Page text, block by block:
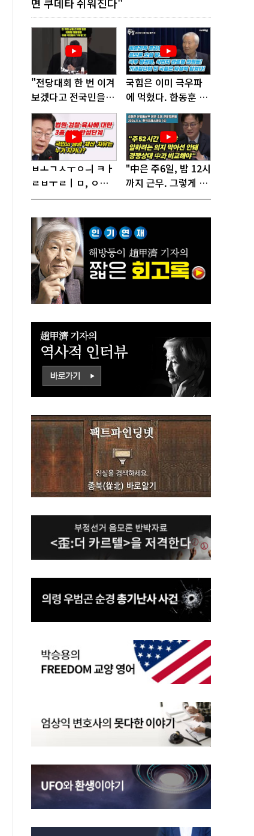
"전당대회 한 번 이겨
보겠다고 전국민을
'지옥문'으로 밀어!"
국힘은 이미 극우파
에 먹혔다. 한동훈 창
당이 답!
ㅂㅗㄱㅅㅜㅇㅢ ㅋㅏ
ㄹㅂㅜㄹㅣㅁ, ㅇㅙ
ㄱㅜㄱㅁㅣㄴㄷㅡㄹ
ㅎㅏㄴㅏ?
"中은 주6일, 밤 12시
까지 근무. 그렇게 일
해서 어떻게 경쟁하